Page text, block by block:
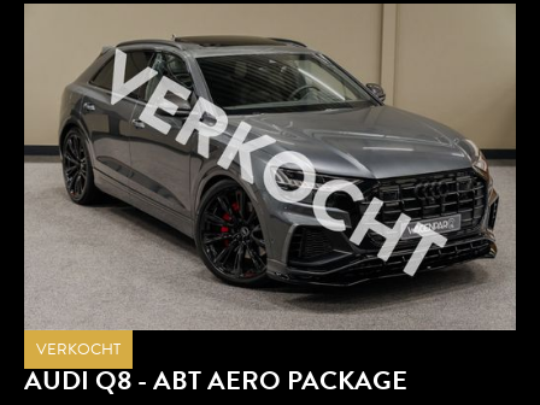
VERKOCHT
AUDIQ8 - ABT AERO PACKAGE